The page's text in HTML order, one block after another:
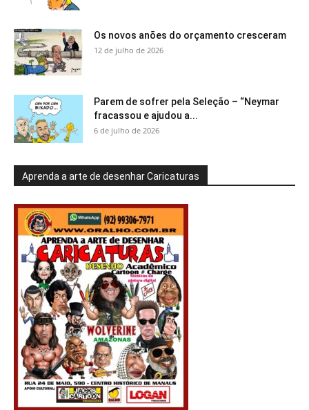
Os novos anões do orçamento cresceram
12 de julho de 2026
Parem de sofrer pela Seleção – “Neymar
fracassou e ajudou a...
6 de julho de 2026
Aprenda a arte de desenhar Caricaturas